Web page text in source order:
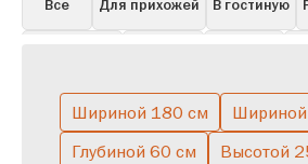
Все Для прихожей В гостиную
Витрины Пеналы Белые в гостиную
С зеркалом С ящиками Низкие
Шириной 180 см
Глубиной 60 см
Высотой